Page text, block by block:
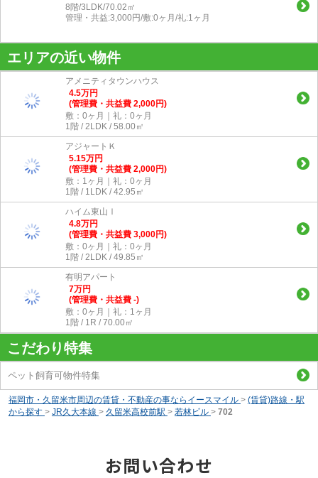
8階/3LDK/70.02㎡
管理・共益:3,000円/敷:0ヶ月/礼:1ヶ月
エリアの近い物件
アメニティタウンハウス
4.5万円
(管理費・共益費 2,000円)
敷：0ヶ月｜礼：0ヶ月
1階 / 2LDK / 58.00㎡
アジャートＫ
5.15万円
(管理費・共益費 2,000円)
敷：1ヶ月｜礼：0ヶ月
1階 / 1LDK / 42.95㎡
ハイム東山Ⅰ
4.8万円
(管理費・共益費 3,000円)
敷：0ヶ月｜礼：0ヶ月
1階 / 2LDK / 49.85㎡
有明アパート
7万円
(管理費・共益費 -)
敷：0ヶ月｜礼：1ヶ月
1階 / 1R / 70.00㎡
こだわり特集
ペット飼育可物件特集
福岡市・久留米市周辺の賃貸・不動産の事ならイースマイル > (賃貸)路線・駅
から探す > JR久大本線 > 久留米高校前駅 > 若林ビル > 702
お問い合わせ